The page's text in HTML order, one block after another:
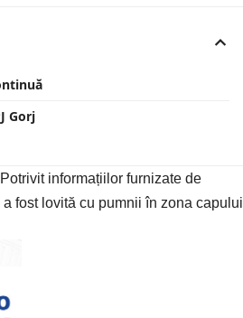
Gorj
informațiilor furnizate de
fost lovită cu pumnii în zona capului